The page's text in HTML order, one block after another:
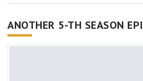
ANOTHER 5-TH SEASON